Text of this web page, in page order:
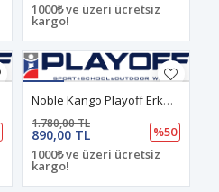
1000₺ ve üzeri ücretsiz
kargo!
Noble Kango Playoff Erkek Şort Sand
890,00 TL
1.780,00 TL
%50
1000₺ ve üzeri ücretsiz
kargo!